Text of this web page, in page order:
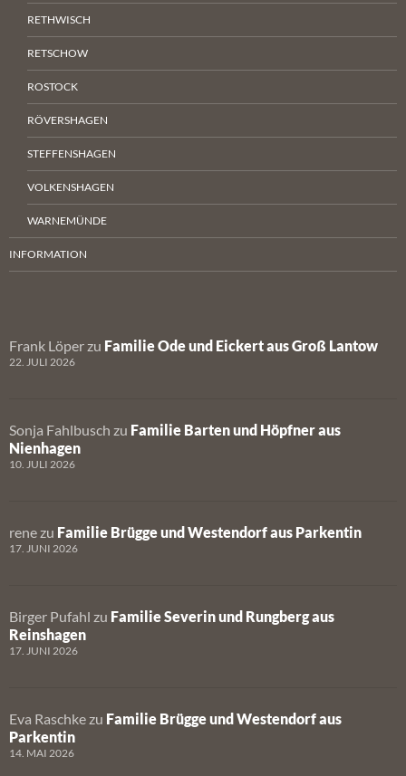
RETHWISCH
RETSCHOW
ROSTOCK
RÖVERSHAGEN
STEFFENSHAGEN
VOLKENSHAGEN
WARNEMÜNDE
INFORMATION
Frank Löper zu Familie Ode und Eickert aus Groß Lantow
22. JULI 2026
Sonja Fahlbusch zu Familie Barten und Höpfner aus
Nienhagen
10. JULI 2026
rene zu Familie Brügge und Westendorf aus Parkentin
17. JUNI 2026
Birger Pufahl zu Familie Severin und Rungberg aus
Reinshagen
17. JUNI 2026
Eva Raschke zu Familie Brügge und Westendorf aus
Parkentin
14. MAI 2026